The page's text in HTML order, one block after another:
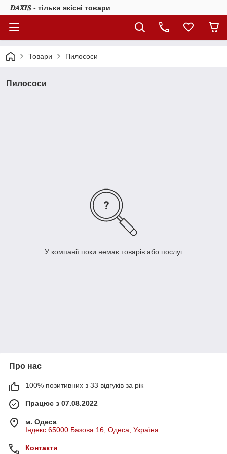
𝑫𝑨𝑿𝑰𝑺 - тільки якісні товари
Товари Пилососи
Пилососи
У компанії поки немає товарів або послуг
Про нас
100% позитивних з 33 відгуків за рік
Працює з 07.08.2022
м. Одеса
Індекс 65000 Базова 16, Одеса, Україна
Контакти